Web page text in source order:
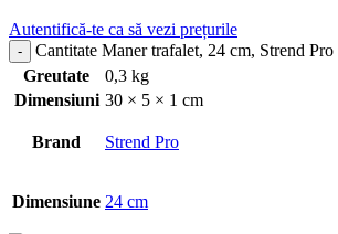
Autentifică-te ca să vezi prețurile
Cantitate Maner trafalet, 24 cm, Strend Pro
Greutate
0,3 kg
Dimensiuni 30 × 5 × 1 cm
Brand Strend Pro
Dimensiune 24 cm